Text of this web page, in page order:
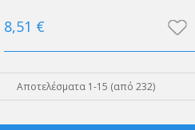
8,51 €
Αποτελέσματα 1-15 (από 232)